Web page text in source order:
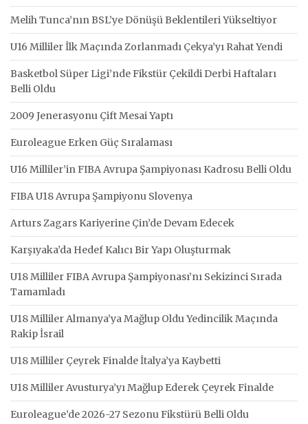
Melih Tunca’nın BSL’ye Dönüşü Beklentileri Yükseltiyor
U16 Milliler İlk Maçında Zorlanmadı Çekya’yı Rahat Yendi
Basketbol Süper Ligi’nde Fikstür Çekildi Derbi Haftaları
Belli Oldu
2009 Jenerasyonu Çift Mesai Yaptı
Euroleague Erken Güç Sıralaması
U16 Milliler’in FIBA Avrupa Şampiyonası Kadrosu Belli Oldu
FIBA U18 Avrupa Şampiyonu Slovenya
Arturs Zagars Kariyerine Çin’de Devam Edecek
Karşıyaka’da Hedef Kalıcı Bir Yapı Oluşturmak
U18 Milliler FIBA Avrupa Şampiyonası’nı Sekizinci Sırada
Tamamladı
U18 Milliler Almanya’ya Mağlup Oldu Yedincilik Maçında
Rakip İsrail
U18 Milliler Çeyrek Finalde İtalya’ya Kaybetti
U18 Milliler Avusturya’yı Mağlup Ederek Çeyrek Finalde
Euroleague’de 2026-27 Sezonu Fikstürü Belli Oldu